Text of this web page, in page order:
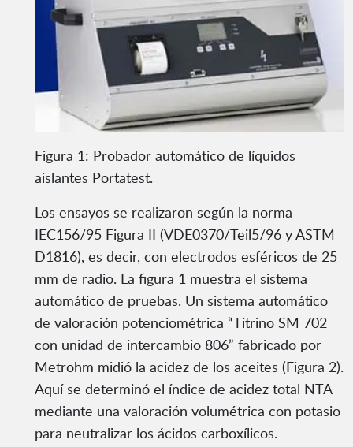
Figura 1: Probador automático de líquidos
aislantes Portatest.
Los ensayos se realizaron según la norma
IEC156/95 Figura II (VDE0370/Teil5/96 y ASTM
D1816), es decir, con electrodos esféricos de 25
mm de radio. La figura 1 muestra el sistema
automático de pruebas. Un sistema automático
de valoración potenciométrica “Titrino SM 702
con unidad de intercambio 806” fabricado por
Metrohm midió la acidez de los aceites (Figura 2).
Aquí se determinó el índice de acidez total NTA
mediante una valoración volumétrica con potasio
para neutralizar los ácidos carboxílicos.